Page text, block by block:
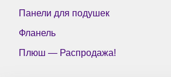
Панели для подушек
Фланель
Плюш — Распродажа!